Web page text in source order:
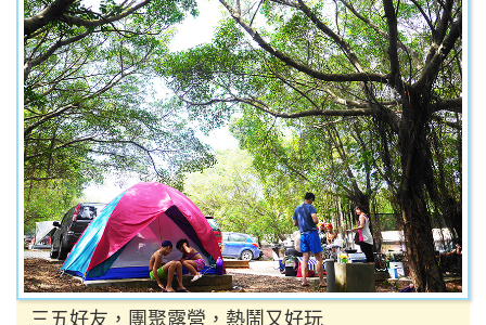
三五好友，團聚露營，熱鬧又好玩